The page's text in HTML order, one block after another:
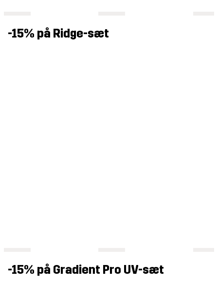
-15% på Ridge-sæt
-15% på Gradient Pro UV-sæt